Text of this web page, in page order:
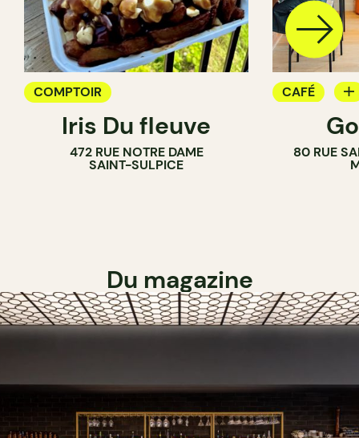
COMPTOIR
Iris Du fleuve
472 RUE NOTRE DAME
SAINT-SULPICE
CAFÉ
COMPTOIR
80 RUE
Du magazine